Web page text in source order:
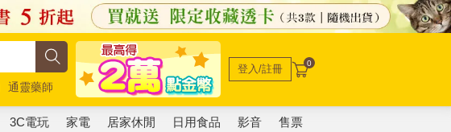
通靈藥師
登入/註冊 0
3C電玩 家電 居家休閒 日用食品 影音 售票